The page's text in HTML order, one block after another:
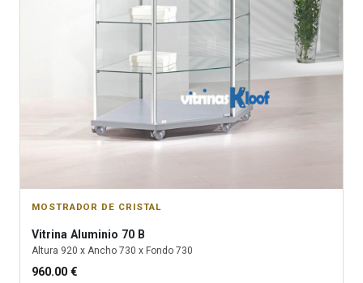
MOSTRADOR DE CRISTAL
Vitrina Aluminio 70 B
Altura 920 x Ancho 730 x Fondo 730
960.00 €